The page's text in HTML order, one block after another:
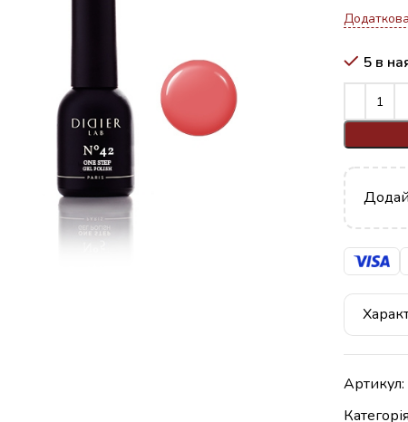
5 в
Артикул: